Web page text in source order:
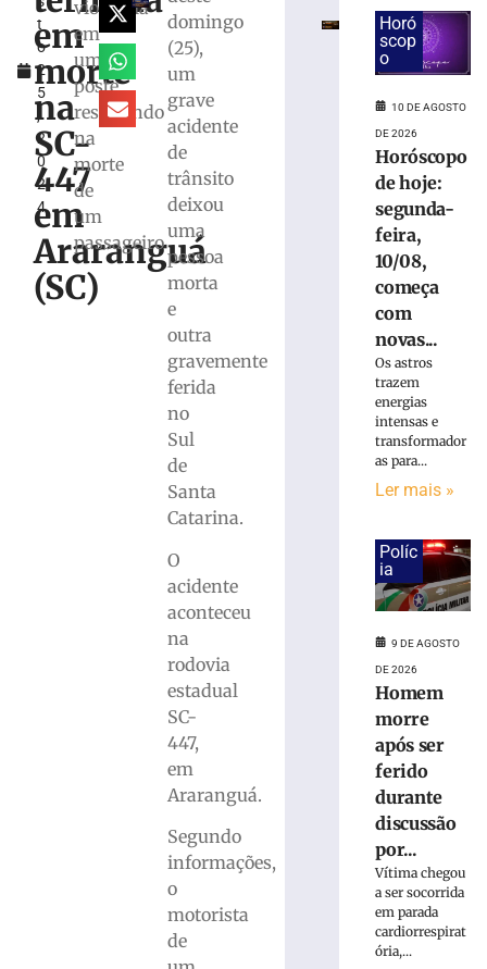
t
o
2
5
,
2
0
2
4
em
morte
na
SC-
447
em
Araranguá
(SC)
violência
em
um
poste
resultando
na
morte
de
um
passageiro
domingo
(25),
um
grave
acidente
de
trânsito
deixou
uma
pessoa
morta
e
outra
gravemente
ferida
no
Sul
de
Santa
Catarina.
O
acidente
aconteceu
na
rodovia
estadual
SC-
447,
em
Araranguá.
Segundo
informações,
o
motorista
de
Laguna
deixam
pessoas
rodovias
estaduais
Mulher
feridas
barranco
Homem
Horó
scop
o
10 DE AGOSTO
DE 2026
Horóscopo
de hoje:
segunda-
feira,
10/08,
começa
com
novas...
Os astros
trazem
energias
intensas e
transformador
as para...
Ler mais »
Políc
ia
9 DE AGOSTO
DE 2026
Homem
morre
após ser
ferido
durante
discussão
por...
Vítima chegou
a ser socorrida
em parada
cardiorrespirat
ória,...